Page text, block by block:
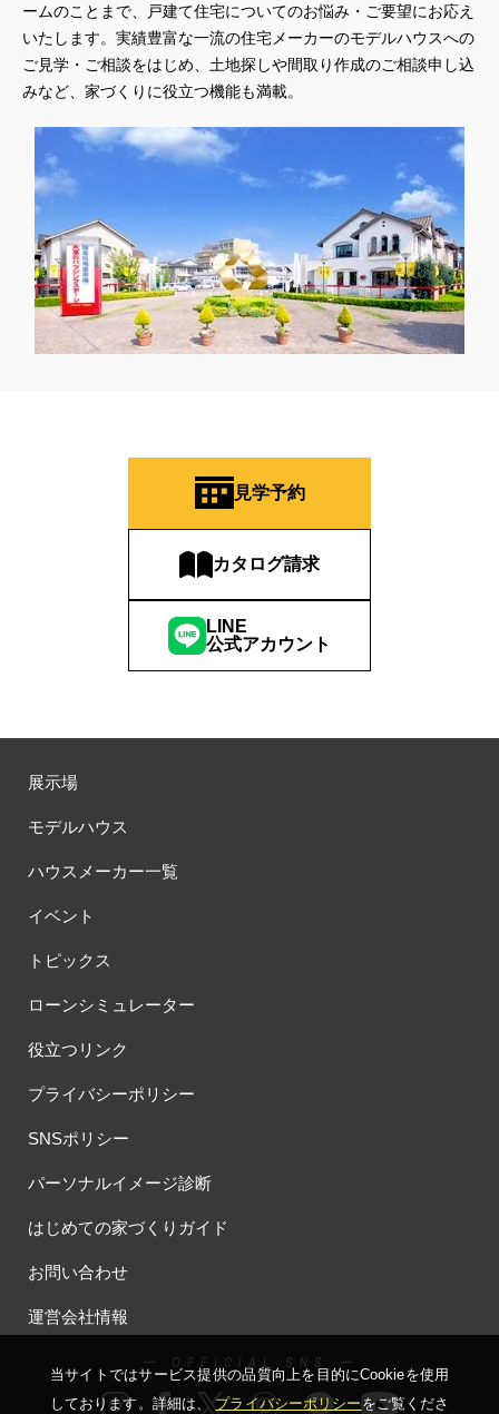
ームのことまで、戸建て住宅についてのお悩み・ご要望にお応え
いたします。実績豊富な一流の住宅メーカーのモデルハウスへの
ご見学・ご相談をはじめ、土地探しや間取り作成のご相談申し込
みなど、家づくりに役立つ機能も満載。
見学予約
カタログ請求
LINE
公式アカウント
展示場
モデルハウス
ハウスメーカー一覧
イベント
トピックス
ローンシミュレーター
役立つリンク
プライバシーポリシー
SNSポリシー
パーソナルイメージ診断
はじめての家づくりガイド
お問い合わせ
運営会社情報
ー OFFICIAL SNS ー
当サイトではサービス提供の品質向上を⽬的にCookieを使⽤
しております。詳細は、プライバシーポリシーをご覧くださ